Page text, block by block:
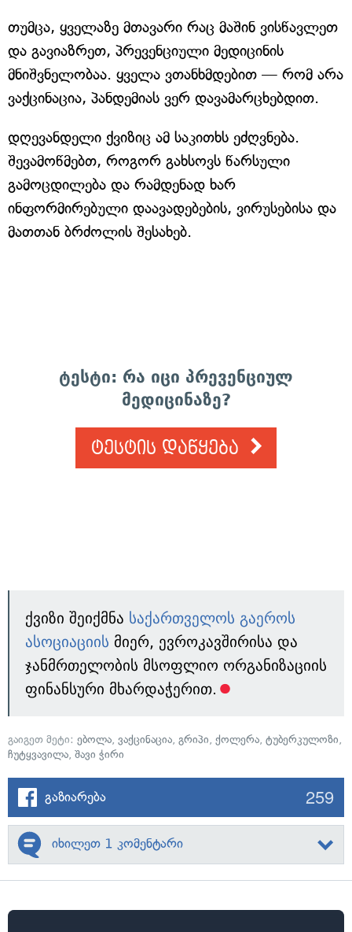
თუმცა, ყველაზე მთავარი რაც მაშინ ვისწავლეთ
და გავიაზრეთ, პრევენციული მედიცინის
მნიშვნელობაა. ყველა ვთანხმდებით — რომ არა
ვაქცინაცია, პანდემიას ვერ დავამარცხებდით.
დღევანდელი ქვიზიც ამ საკითხს ეძღვნება.
შევამოწმებთ, როგორ გახსოვს წარსული
გამოცდილება და რამდენად ხარ
ინფორმირებული დაავადებების, ვირუსებისა და
მათთან ბრძოლის შესახებ.
ტესტი: რა იცი პრევენციულ
მედიცინაზე?
ტესტის დაწყება
ქვიზი შეიქმნა საქართველოს გაეროს
ასოციაციის მიერ, ევროკავშირისა და
ჯანმრთელობის მსოფლიო ორგანიზაციის
ფინანსური მხარდაჭერით.
გაიგეთ მეტი: ებოლა, ვაქცინაცია, გრიპი, ქოლერა, ტუბერკულოზი,
ჩუტყვავილა, შავი ჭირი
გაზიარება 259
იხილეთ 1 კომენტარი